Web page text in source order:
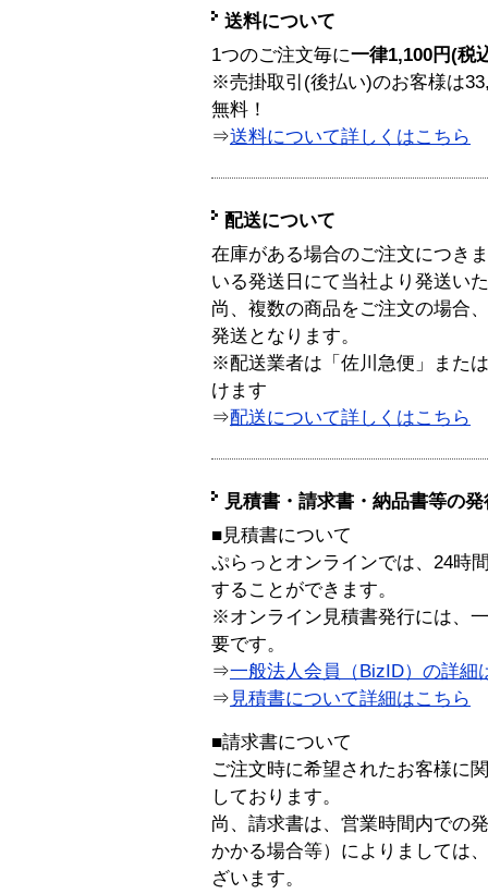
送料について
1つのご注文毎に一律1,100円(税
※売掛取引(後払い)のお客様は
無料！
⇒送料について詳しくはこちら
配送について
在庫がある場合のご注文につき
いる発送日にて当社より発送い
尚、複数の商品をご注文の場合
発送となります。
※配送業者は「佐川急便」また
けます
⇒配送について詳しくはこちら
見積書・請求書・納品書等の
■見積書について
ぷらっとオンラインでは、24時
することができます。
※オンライン見積書発行には、
要です。
⇒一般法人会員（BizID）の詳細
⇒ 見積書について詳細はこちら
■請求書について
ご注文時に希望されたお客様に
しております。
尚、請求書は、営業時間内での
かかる場合等）によりましては
ざいます。